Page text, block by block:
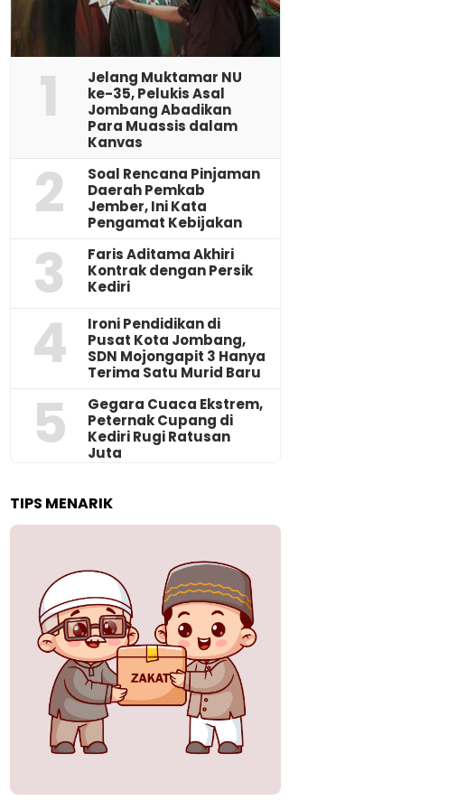
1
Jelang Muktamar NU
ke-35, Pelukis Asal
Jombang Abadikan
Para Muassis dalam
Kanvas
2
‎Soal Rencana Pinjaman
Daerah Pemkab
Jember, Ini Kata
Pengamat Kebijakan ‎
3
Faris Aditama Akhiri
Kontrak dengan Persik
Kediri
4
Ironi Pendidikan di
Pusat Kota Jombang,
SDN Mojongapit 3 Hanya
Terima Satu Murid Baru
5
‎Gegara Cuaca Ekstrem,
Peternak Cupang di
Kediri Rugi Ratusan
Juta
TIPS MENARIK